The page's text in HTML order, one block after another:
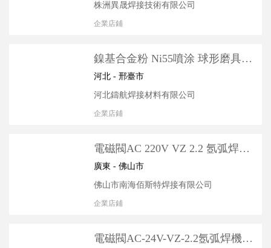
株洲異晟焊接技術有限公司
企業店鋪
鎳基合金粉 Ni55噴涂 球形磨具凸
輪排氣閥 鎳基合金粉
河北 - 邢臺市
河北鑄航焊接材料有限公司
企業店鋪
電磁閥AC 220V VZ 2.2 氬弧焊機
電磁閥 氣閥 不帶扣非自鎖和帶反
廣東 - 佛山市
佛山市南海佰斯特焊接有限公司
企業店鋪
電磁閥AC-24V-VZ-2.2氬弧焊機電